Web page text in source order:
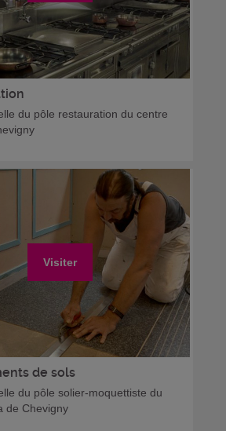
du pôle restauration du centre
Visiter
de sols
du pôle solier-moquettiste du
de Chevigny